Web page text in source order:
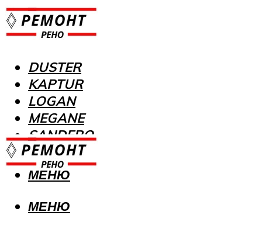
DUSTER
KAPTUR
LOGAN
MEGANE
SANDERO
МЕНЮ
МЕНЮ